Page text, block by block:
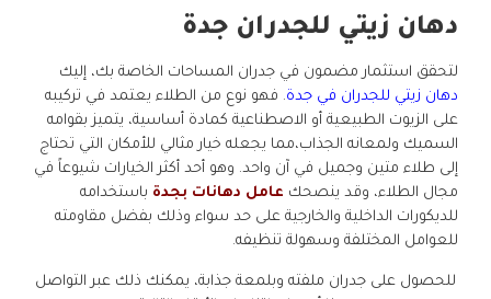
دهان زيتي للجدران جدة
لتحقق استثمار مضمون في جدران المساحات الخاصة بك، إليك
دهان زيتي للجدران في جدة. فهو نوع من الطلاء يعتمد في تركيبه
على الزيوت الطبيعية أو الاصطناعية كمادة أساسية، يتميز بقوامه
السميك ولمعانه الجذاب،مما يجعله خيار مثالي للأمكان التي تحتاج
إلى طلاء متين وجميل في آن واحد. وهو أحد أكثر الخيارات شيوعاً في
مجال الطلاء، وقد ينصحك عامل دهانات بجدة باستخدامه
للديكورات الداخلية والخارجية على حد سواء وذلك بفضل مقاومته
للعوامل المختلفة وسهولة تنظيفه.
للحصول على جدران ملفته وبلمعة جذابة، يمكنك ذلك عبر التواصل